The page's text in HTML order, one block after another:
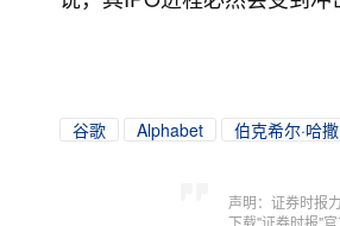
谷歌 Alphabet 伯克希尔·哈
声明：证券时报
下载"证券时报"